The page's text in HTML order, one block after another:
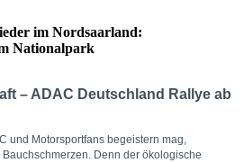
im Nordsaarland:
Nationalpark
– ADAC Deutschland Rallye ab
und Motorsportfans begeistern mag,
Denn der ökologische